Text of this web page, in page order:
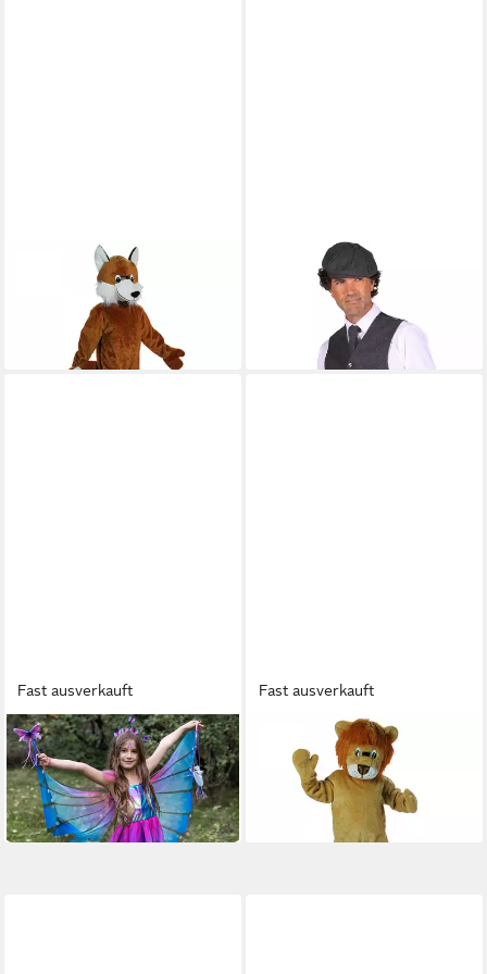
Maskottchen-Kostüm Fuchs
für Erwachsene
ab 133,75 €
in 2-3 Werktagen bei dir
Kostüm 20er Jahre Weste
Eugen Grau Herren Retro
in 2-3 Werktagen bei dir
Fast ausverkauft
GREAT PRETENDERS
Kostüm Schmetterling
Kostüm Blau Lila Kinder
49,90 €
in 2-3 Werktagen bei dir
Fast ausverkauft
Maskottchen-Kostüm Löwe
für Erwachsene
125,95 €
in 2-3 Werktagen bei dir